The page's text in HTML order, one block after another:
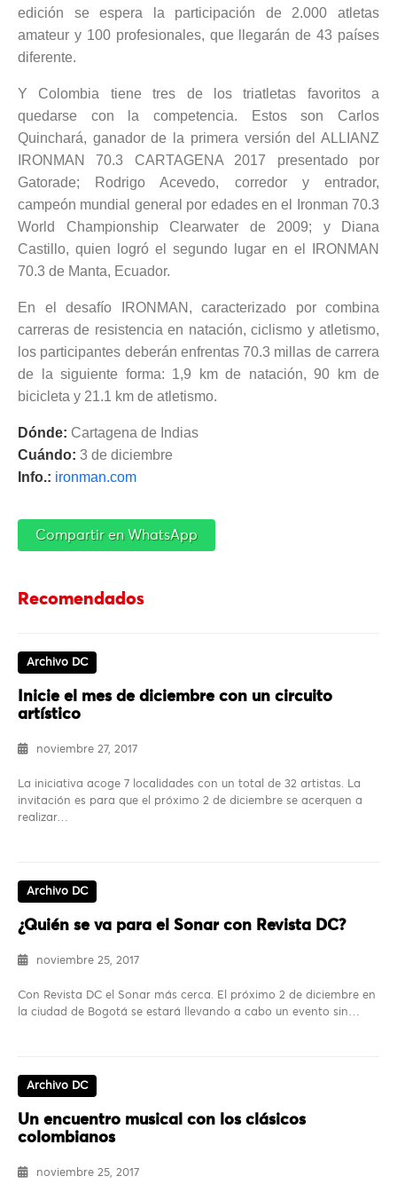
edición se espera la participación de 2.000 atletas
amateur y 100 profesionales, que llegarán de 43 países
diferente.
Y Colombia tiene tres de los triatletas favoritos a
quedarse con la competencia. Estos son Carlos
Quinchará, ganador de la primera versión del ALLIANZ
IRONMAN 70.3 CARTAGENA 2017 presentado por
Gatorade; Rodrigo Acevedo, corredor y entrador,
campeón mundial general por edades en el Ironman 70.3
World Championship Clearwater de 2009; y Diana
Castillo, quien logró el segundo lugar en el IRONMAN
70.3 de Manta, Ecuador.
En el desafío IRONMAN, caracterizado por combina
carreras de resistencia en natación, ciclismo y atletismo,
los participantes deberán enfrentas 70.3 millas de carrera
de la siguiente forma: 1,9 km de natación, 90 km de
bicicleta y 21.1 km de atletismo.
Dónde: Cartagena de Indias
Cuándo: 3 de diciembre
Info.: ironman.com
Compartir en WhatsApp
Recomendados
Archivo DC
Inicie el mes de diciembre con un circuito
artístico
noviembre 27, 2017
La iniciativa acoge 7 localidades con un total de 32 artistas. La
invitación es para que el próximo 2 de diciembre se acerquen a
realizar…
Archivo DC
¿Quién se va para el Sonar con Revista DC?
noviembre 25, 2017
Con Revista DC el Sonar más cerca. El próximo 2 de diciembre en
la ciudad de Bogotá se estará llevando a cabo un evento sin…
Archivo DC
Un encuentro musical con los clásicos
colombianos
noviembre 25, 2017